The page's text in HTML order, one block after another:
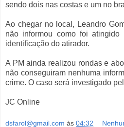
sendo dois nas costas e um no
Ao chegar no local, Leandro
não informou como foi
identificação do atirador.
A PM ainda realizou rondas e
não conseguiram nenhuma
crime. O caso será investigado
JC Online
dsfarol@gmail.com às 04:32